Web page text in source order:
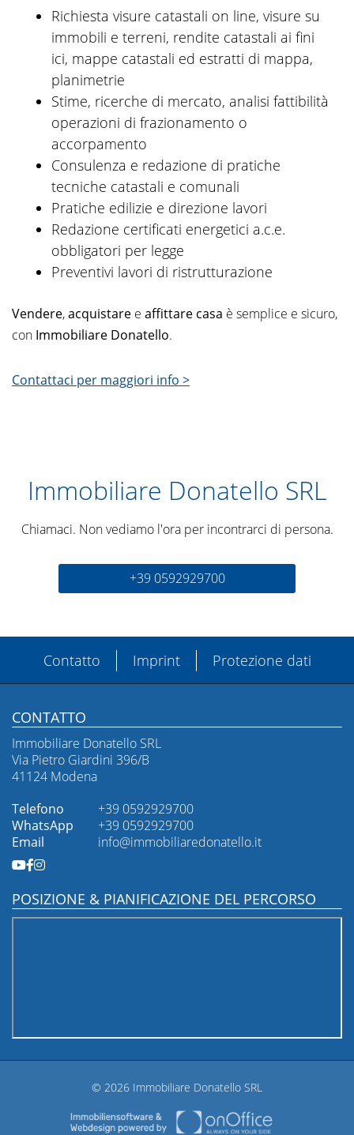
Richiesta visure catastali on line, visure su
immobili e terreni, rendite catastali ai fini
ici, mappe catastali ed estratti di mappa,
planimetrie
Stime, ricerche di mercato, analisi fattibilità
operazioni di frazionamento o
accorpamento
Consulenza e redazione di pratiche
tecniche catastali e comunali
Pratiche edilizie e direzione lavori
Redazione certificati energetici a.c.e.
obbligatori per legge
Preventivi lavori di ristrutturazione
Vendere,acquistare e affittare casa è semplice e sicuro,
con Immobiliare Donatello.
Contattaci per maggiori info >
Immobiliare Donatello SRL
Chiamaci. Non vediamo l'ora per incontrarci di persona.
+39 0592929700
Contatto Imprint Protezione dati
CONTATTO
Immobiliare Donatello SRL
Via Pietro Giardini 396/B
41124 Modena
Telefono
+39 0592929700
WhatsApp
+39 0592929700
Email
info@immobiliaredonatello.it
POSIZIONE & PIANIFICAZIONE DEL PERCORSO
© 2026 Immobiliare Donatello SRL